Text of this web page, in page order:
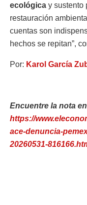
ecológica y sustento
restauración
cuentas son
hechos se repitan”,
Por: Karol García
Encuentre la nota
https://
ace-denuncia-
20260531-